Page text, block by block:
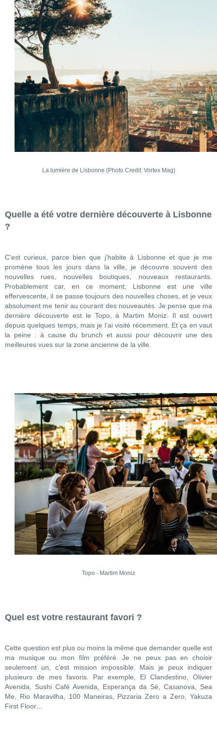
La lumière de Lisbonne (Photo Credit: Vortex Mag)
Quelle a été votre dernière découverte à Lisbonne
?
C’est curieux, parce bien que j’habite à Lisbonne et que je me
promène tous les jours dans la ville, je découvre souvent des
nouvelles rues, nouvelles boutiques, nouveaux restaurants.
Probablement car, en ce moment, Lisbonne est une ville
effervescente, il se passe toujours des nouvelles choses, et je veux
absolument me tenir au courant des nouveautés. Je pense que ma
dernière découverte est le Topo, à Martim Moniz. Il est ouvert
depuis quelques temps, mais je l’ai visité récemment. Et ça en vaut
la peine : à cause du brunch et aussi pour découvrir une des
meilleures vues sur la zone ancienne de la ville.
Topo - Martim Moniz
Quel est votre restaurant favori ?
Cette question est plus ou moins la même que demander quelle est
ma musique ou mon film préféré. Je ne peux pas en choisir
seulement un, c’est mission impossible. Mais je peux indiquer
plusieurs de mes favoris. Par exemple, El Clandestino, Olivier
Avenida, Sushi Café Avenida, Esperança da Sé, Casanova, Sea
Me, Rio Maravilha, 100 Maneiras, Pizzaria Zero a Zero, Yakuza
First Floor…